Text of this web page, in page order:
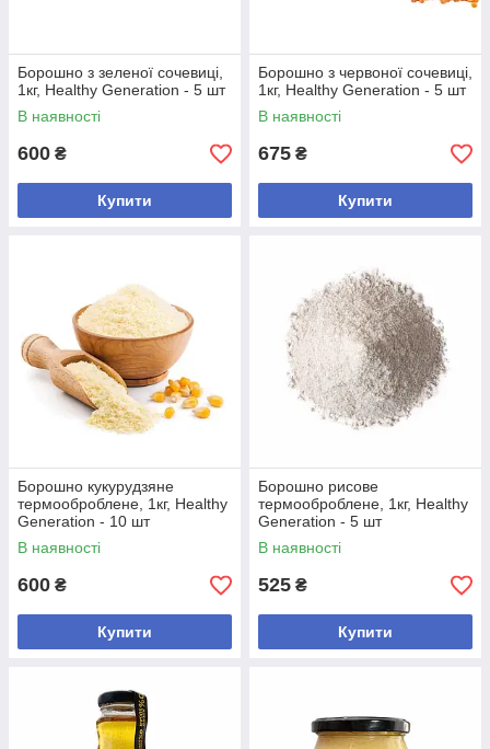
Борошно з зеленої сочевиці,
1кг, Healthy Generation - 5 шт
В наявності
600 ₴
Купити
Борошно з червоної сочевиці,
1кг, Healthy Generation - 5 шт
В наявності
675 ₴
Купити
Борошно кукурудзяне
термооброблене, 1кг, Healthy
Generation - 10 шт
В наявності
600 ₴
Купити
Борошно рисове
термооброблене, 1кг, Healthy
Generation - 5 шт
В наявності
525 ₴
Купити